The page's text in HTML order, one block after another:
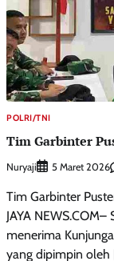
POLRI/TNI
Tim Garbinter
Nuryaji 5 Maret 2026
Tim Garbinter
JAYA
menerima
yang dipimpin oleh